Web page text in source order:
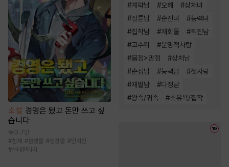
소설 경영은 됐고 돈만 쓰고 싶
습니다
3.7만
#천재 # 환생물 #성장물 #먼치킨
#현대판타지
#계략남 #오해 #상처녀
#절륜남 #순진녀 #능력녀
#집착남 #재회물 #직진남
#고수위 #운명적사랑
#몸정>맘정 #상처남
#순정남 #능력남 #첫사랑
#재벌남 #다정남
#왕족/귀족 #소유욕/집착